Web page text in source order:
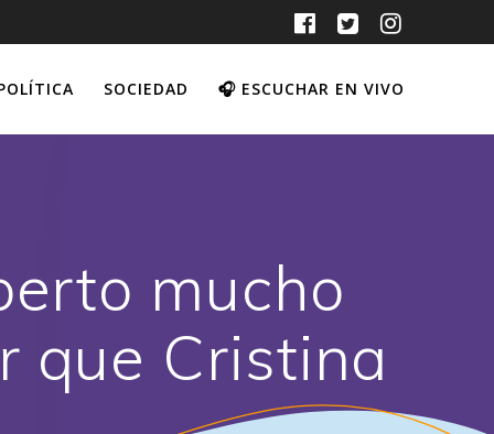
SOCIEDAD 🎧 ESCUCHAR EN VIVO
mucho
que Cristina